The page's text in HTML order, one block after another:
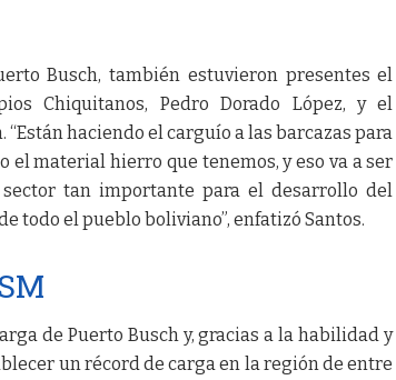
Busch, también estuvieron presentes el
Chiquitanos, Pedro Dorado López, y el
haciendo el carguío a las barcazas para
el material hierro que tenemos, y eso va a ser
tan importante para el desarrollo del
todo el pueblo boliviano”, enfatizó Santos.
de Puerto Busch y, gracias a la habilidad y
un récord de carga en la región de entre